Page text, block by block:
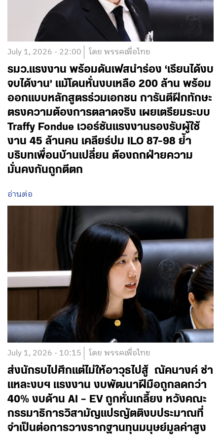
July 1, 2026 - 22:00 โดย พรรคเพื่อไทย
รมว.แรงงาน พร้อมดันเฟสนำร่อง ‘เรียนได้งบ
จบได้งาน’ แม้โดนหั่นงบเหลือ 200 ล้าน พร้อม
ออกแบบหลักสูตรร่วมเอกชน การันตีฝึกทักษะ
ตรงความต้องการตลาดจริง เผยเตรียมระบบ
Traffy Fondue เวอร์ชันแรงงานรองรับผู้ใช้
งาน 45 ล้านคน เคลียร์ปม ILO 87-98 ย้ำ
บริบทเพื่อนบ้านเปลี่ยน ต้องถกฝ่ายความ
มั่นคงกันถูกตีตก
อ่านต่อ
July 1, 2026 - 10:15 โดย พรรคเพื่อไทย
ส่งนักรบไปศึกแต่ไม่ให้อาวุธไปสู้ ณัคนางค์ ชำ
แหละงบฯ แรงงาน งบพัฒนาฝีมือถูกลดกว่า
40% งบด้าน AI – EV ถูกหั่นเกลี้ยง หวังคณะ
กรรมาธิการวิสามัญแปรญัตติงบประมาณที่
จำเป็นต่อการวางรากฐานทุนมนุษย์มูลค่าสูง